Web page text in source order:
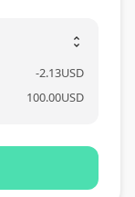
unfold_more
-2.13USD
100.00USD